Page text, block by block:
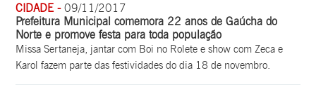
CIDADE -09/11/2017
Prefeitura Municipal comemora 22 anos de Gaúcha do
Norte e promove festa para toda população
Missa Sertaneja, jantar com Boi no Rolete e show com Zeca e
Karol fazem parte das festividades do dia 18 de novembro.